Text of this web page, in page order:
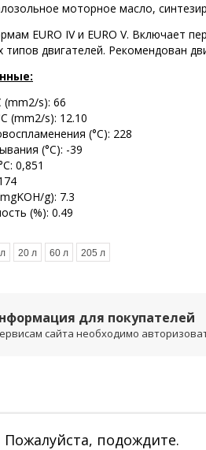
моторное масло,
EURO IV и EURO V. Включает
типов двигателей. Рекомендован
(mm2/s): 66
(mm2/s): 12.10
(°C): 228
(°C): -39
0,851
g): 7.3
(%): 0.49
20 л 60 л 205 л
для покупателей
сайта необходимо
Пожалуйста, подождите.